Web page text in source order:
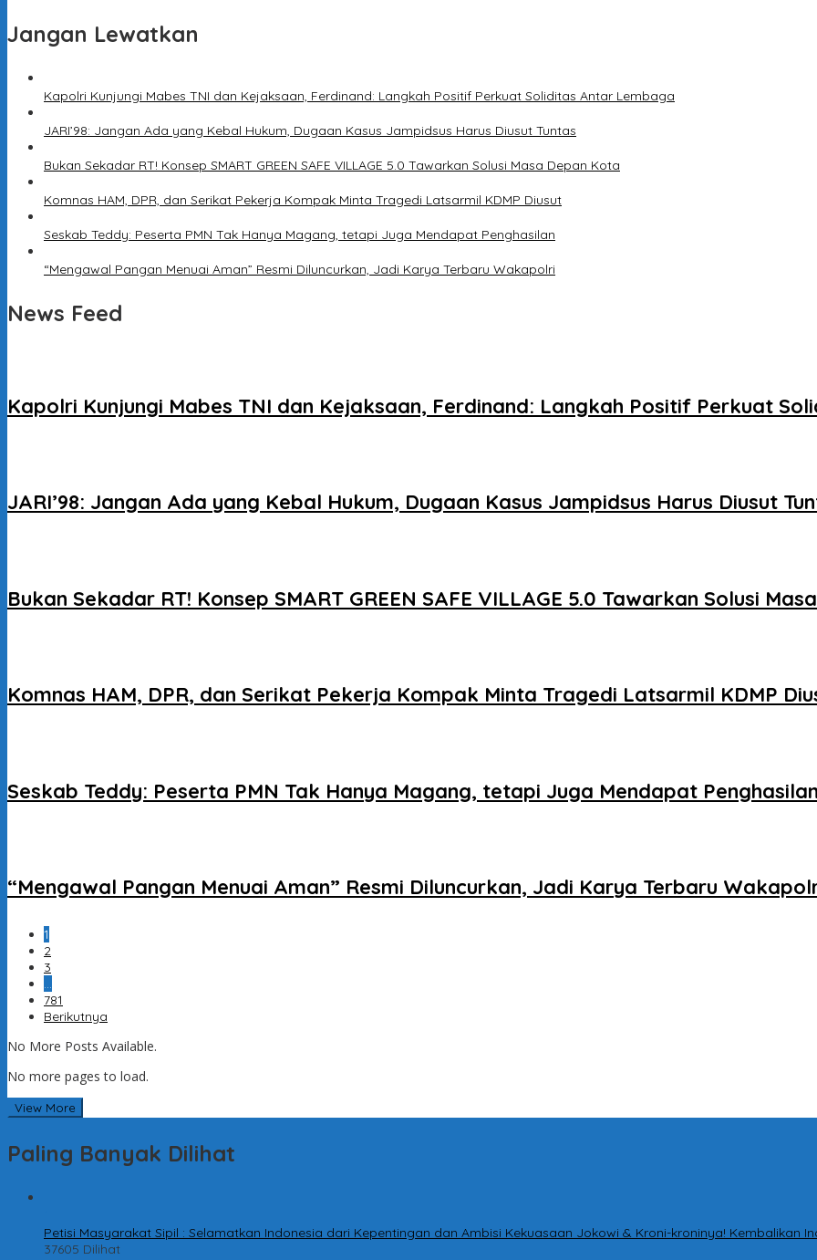
Jangan Lewatkan
Kapolri Kunjungi Mabes TNI dan Kejaksaan, Ferdinand: Langkah Positif Perkuat Soliditas Antar Lembaga
JARI’98: Jangan Ada yang Kebal Hukum, Dugaan Kasus Jampidsus Harus Diusut Tuntas
Bukan Sekadar RT! Konsep SMART GREEN SAFE VILLAGE 5.0 Tawarkan Solusi Masa Depan Kota
Komnas HAM, DPR, dan Serikat Pekerja Kompak Minta Tragedi Latsarmil KDMP Diusut
Seskab Teddy: Peserta PMN Tak Hanya Magang, tetapi Juga Mendapat Penghasilan
“Mengawal Pangan Menuai Aman” Resmi Diluncurkan, Jadi Karya Terbaru Wakapolri
News Feed
Kapolri Kunjungi Mabes TNI dan Kejaksaan, Ferdinand: Langkah Positif Perkuat
JARI’98: Jangan Ada yang Kebal Hukum, Dugaan Kasus Jampidsus Harus Diusut
Bukan Sekadar RT! Konsep SMART GREEN SAFE VILLAGE 5.0 Tawarkan Solusi
Komnas HAM, DPR, dan Serikat Pekerja Kompak Minta Tragedi Latsarmil KDMP
Seskab Teddy: Peserta PMN Tak Hanya Magang, tetapi Juga Mendapat Penghasilan
“Mengawal Pangan Menuai Aman” Resmi Diluncurkan, Jadi Karya Terbaru
1
2
3
…
781
Berikutnya
No More Posts Available.
No more pages to load.
View More
Paling Banyak Dilihat
Petisi Masyarakat Sipil : Selamatkan Indonesia dari Kepentingan dan Ambisi Kekuasaan Jokowi & Kroni-kroninya! Kembalikan
37605 Dilihat